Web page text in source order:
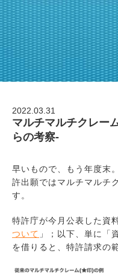
2022.03.31
マルチマルチクレー
らの考察-
早いもので、もう年度末
許出願ではマルチマルチ
す。
特許庁が今月公表した資
ついて 」；以下、単に「
を借りると、特許請求の